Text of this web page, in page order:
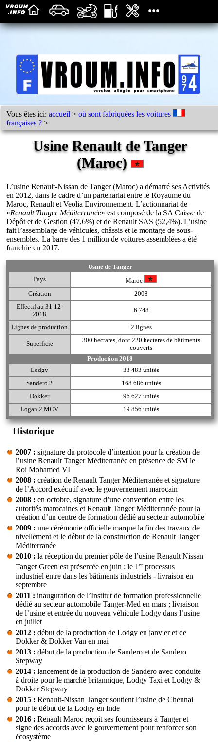
Vous êtes ici:accueil >où sont fabriquées les voitures
françaises ? >
Usine Renault de Tanger
(Maroc)
L’usine Renault-Nissan de Tanger (Maroc) a démarré ses Activités
en 2012, dans le cadre d’un partenariat entre le Royaume du
Maroc, Renault et Veolia Environnement. L’actionnariat de
«Renault Tanger Méditerranée» est composé de la SA Caisse de
Dépôt et de Gestion (47,6%) et de Renault SAS (52,4%). L’usine
fait l’assemblage de véhicules, châssis et le montage de sous-
ensembles. La barre des 1 million de voitures assemblées a été
franchie en 2017.
Usine de Tanger
Pays
Maroc
Création
2008
Effectif au 31-12-
2018
6 748
Lignes de production 2 lignes
Superficie
300 hectares, dont 220 hectares de bâtiments
couverts
Production 2018
Lodgy
33 483 unités
Sandero 2
168 686 unités
Dokker
96 627 unités
Logan 2 MCV
19 856 unités
Historique
2007 : signature du protocole d’intention pour la création de
l’usine Renault Tanger Méditerranée en présence de SM le
Roi Mohamed VI
2008 : création de Renault Tanger Méditerranée et signature
de l’Accord exécutif avec le gouvernement marocain
2008 : en octobre, signature d’une convention entre les
autorités marocaines et Renault Tanger Méditerranée pour la
création d’un centre de formation dédié au secteur automobile
2009 : une cérémonie officielle marque la fin des travaux de
nivellement et le début de la construction de Renault Tanger
Méditerranée
2010 : la réception du premier pôle de l’usine Renault Nissan
Tanger Green est présentée en juin ; le 1er processus
industriel entre dans les bâtiments industriels - livraison en
septembre
2011 : inauguration de l’Institut de formation professionnelle
dédié au secteur automobile Tanger-Med en mars ; livraison
de l’usine et entrée du nouveau véhicule Lodgy dans l’usine
en juillet
2012 : début de la production de Lodgy en janvier et de
Dokker & Dokker Van en mai
2013 : début de la production de Sandero et de Sandero
Stepway
2014 : lancement de la production de Sandero avec conduite
à droite pour le marché britannique, Lodgy Taxi et Lodgy &
Dokker Stepway
2015 : Renault-Nissan Tanger soutient l’usine de Chennai
pour le début de la Lodgy en Inde
2016 : Renault Maroc reçoit ses fournisseurs à Tanger et
signe des accords avec le gouvernement pour renforcer son
écosystème